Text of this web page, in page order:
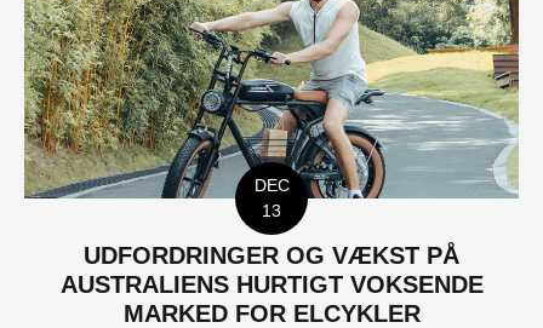
DEC
13
UDFORDRINGER OG VÆKST PÅ
AUSTRALIENS HURTIGT VOKSENDE
MARKED FOR ELCYKLER